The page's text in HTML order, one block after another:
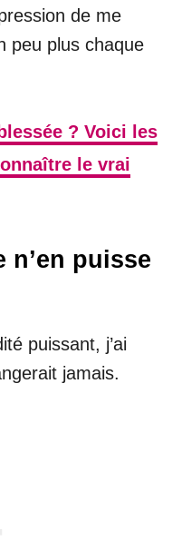
de me
peu plus chaque
? Voici les
le vrai
n’en puisse
puissant, j’ai
jamais.